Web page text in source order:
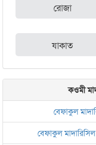
রোজা
যাকাত
কওমী
বেফাকুল
বেফাকুল